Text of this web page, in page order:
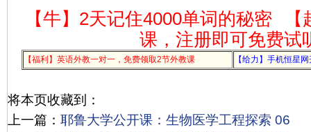
【牛】2天记住4000单词的秘密
课，注册即可免费试
【福利】英语外教一对一，免费领取2节外教课 【给力】手机恒星
将本页收藏到：
上一篇： 耶鲁大学公开课：生物医学工程探索 06